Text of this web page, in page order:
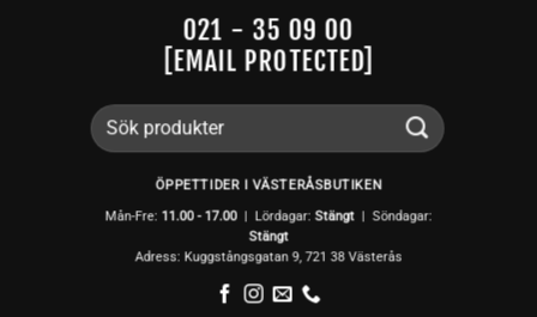
021 - 35 09 00
[EMAIL PROTECTED]
Sök
efter:
ÖPPETTIDER I VÄSTERÅSBUTIKEN
Mån-Fre: 11.00 - 17.00| Lördagar:Stängt | Söndagar:
Stängt
Adress: Kuggstångsgatan 9, 721 38 Västerås